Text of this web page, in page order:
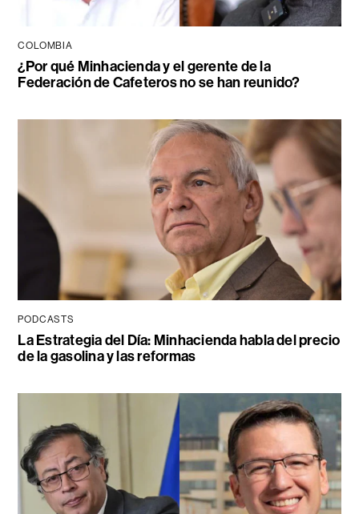
COLOMBIA
¿Por qué Minhacienda y el gerente de la
Federación de Cafeteros no se han reunido?
PODCASTS
La Estrategia del Día: Minhacienda habla del precio
de la gasolina y las reformas